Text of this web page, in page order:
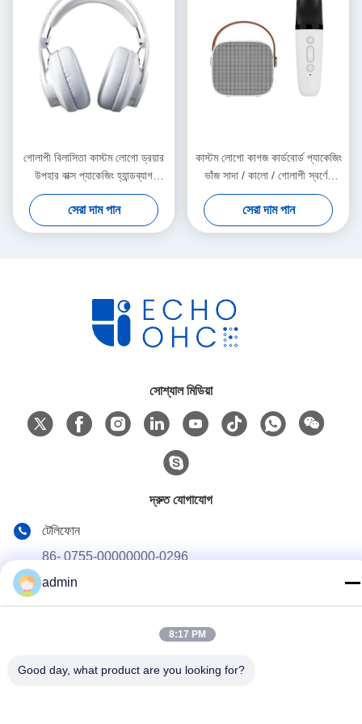
গোলাপী বিলাসিতা কাস্টম লোগো ড্রয়ার
উপহার বাক্স প্যাকেজিং হ্যান্ডব্যাগ
প্যাকেজিং বাক্স
সেরা দাম পান
কাস্টম লোগো কাগজ কার্ডবোর্ড প্যাকেজিং
ভাঁজ সাদা / কালো / গোলাপী স্বর্ণের
বিলাসবহুল রিবন বন্ধক সহ চৌম্বকীয়
উপহার বাক্স
সেরা দাম পান
সোশ্যাল মিডিয়া
দ্রুত যোগাযোগ
টেলিফোন
86- 0755-00000000-0296
ই-মেইল
নং 228, ঝাংসি রোড, জিয়াংইন সিটি, উক্সি সিটি, জিয়াংসু প্রদেশ
admin
8:17 PM
Good day, what product are you looking for?